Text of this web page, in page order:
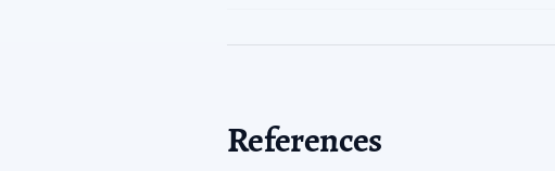
References